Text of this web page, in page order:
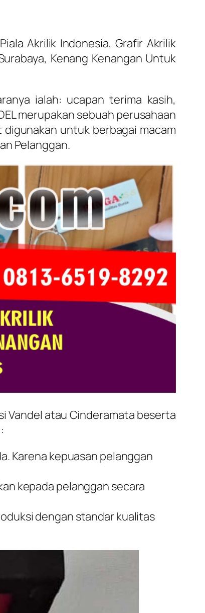
Akrilik Indonesia, Grafir Akrilik
Kenang Kenangan Untuk
ialah: ucapan terima kasih,
merupakan sebuah perusahaan
untuk berbagai macam
Pelanggan.
Vandel atau Cinderamata beserta
Karena kepuasan pelanggan
kepada pelanggan secara
dengan standar kualitas